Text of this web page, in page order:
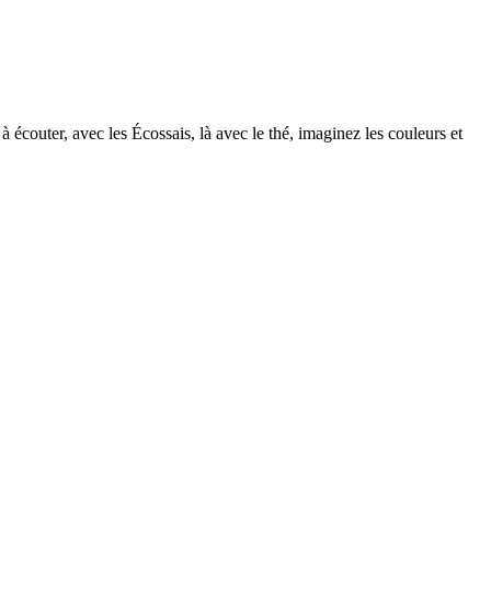
avec les Écossais, là avec le thé, imaginez les couleurs et